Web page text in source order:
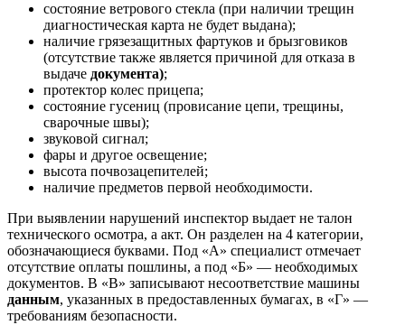
состояние ветрового стекла (при наличии трещин
диагностическая карта не будет выдана);
наличие грязезащитных фартуков и брызговиков
(отсутствие также является причиной для отказа в
выдаче документа);
протектор колес прицепа;
состояние гусениц (провисание цепи, трещины,
сварочные швы);
звуковой сигнал;
фары и другое освещение;
высота почвозацепителей;
наличие предметов первой необходимости.
При выявлении нарушений инспектор выдает не талон
технического осмотра, а акт. Он разделен на 4 категории,
обозначающиеся буквами. Под «А» специалист отмечает
отсутствие оплаты пошлины, а под «Б» — необходимых
документов. В «В» записывают несоответствие машины
данным, указанных в предоставленных бумагах, в «Г» —
требованиям безопасности.